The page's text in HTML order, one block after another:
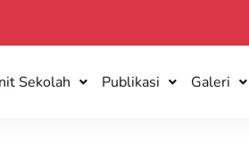
Sekolah Publikasi Galeri